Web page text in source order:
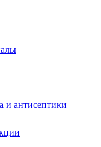
и антисептики